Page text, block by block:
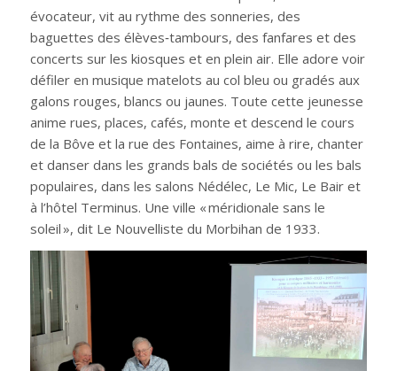
évocateur, vit au rythme des sonneries, des
baguettes des élèves‑tambours, des fanfares et des
concerts sur les kiosques et en plein air. Elle adore voir
défiler en musique matelots au col bleu ou gradés aux
galons rouges, blancs ou jaunes. Toute cette jeunesse
anime rues, places, cafés, monte et descend le cours
de la Bôve et la rue des Fontaines, aime à rire, chanter
et danser dans les grands bals de sociétés ou les bals
populaires, dans les salons Nédélec, Le Mic, Le Bair et
à l’hôtel Terminus. Une ville « méridionale sans le
soleil », dit Le Nouvelliste du Morbihan de 1933.